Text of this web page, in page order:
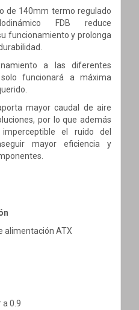
de 140mm termo regulado
FDB reduce
funcionamiento y prolonga
a las diferentes
funcionará a máxima
mayor caudal de aire
por lo que además
el ruido del
mayor eficiencia y
alimentación ATX
a 0.9